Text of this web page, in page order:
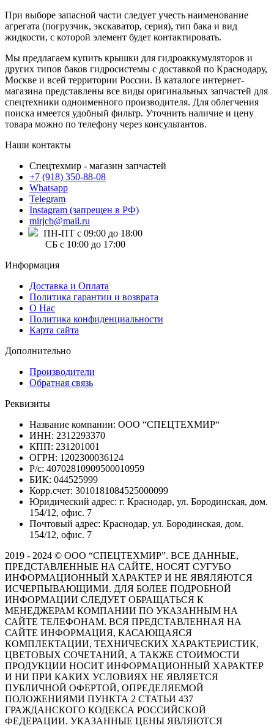
При выборе запасной части следует учесть наименование
агрегата (погрузчик, экскаватор, серия), тип бака и вид
жидкости, с которой элемент будет контактировать.
Мы предлагаем купить крышки для гидроаккумуляторов и
других типов баков гидросистемы с доставкой по Краснодару,
Москве и всей территории России. В каталоге интернет-
магазина представлены все виды оригинальных запчастей для
спецтехники одноименного производителя. Для облегчения
поиска имеется удобный фильтр. Уточнить наличие и цену
товара можно по телефону через консультантов.
Наши контакты
Спецтехмир - магазин запчастей
+7 (918) 350-88-08
Whatsapp
Telegram
Instagram (запрещен в РФ)
mirjcb@mail.ru
ПН-ПТ с 09:00 до 18:00
СБ с 10:00 до 17:00
Информация
Доставка и Оплата
Политика гарантии и возврата
О Нас
Политика конфиденциальности
Карта сайта
Дополнительно
Производители
Обратная связь
Реквизиты
Название компании: ООО “СПЕЦТЕХМИР“
ИНН: 2312293370
КПП: 231201001
ОГРН: 1202300036124
Р/с: 40702810909500010959
БИК: 044525999
Корр.счет: 3010181084525000099
Юридический адрес: г. Краснодар, ул. Бородинская, дом.
154/12, офис. 7
Почтовый адрес: Краснодар, ул. Бородинская, дом.
154/12, офис. 7
2019 - 2024 © ООО “СПЕЦТЕХМИР”. ВСЕ ДАННЫЕ,
ПРЕДСТАВЛЕННЫЕ НА САЙТЕ, НОСЯТ СУГУБО
ИНФОРМАЦИОННЫЙ ХАРАКТЕР И НЕ ЯВЯЛЯЮТСЯ
ИСЧЕРПЫВАЮЩИМИ. ДЛЯ БОЛЕЕ ПОДРОБНОЙ
ИНФОРМАЦИИ СЛЕДУЕТ ОБРАЩАТЬСЯ К
МЕНЕДЖЕРАМ КОМПАНИИ ПО УКАЗАННЫМ НА
САЙТЕ ТЕЛЕФОНАМ. ВСЯ ПРЕДСТАВЛЕННАЯ НА
САЙТЕ ИНФОРМАЦИЯ, КАСАЮЩАЯСЯ
КОМПЛЕКТАЦИИ, ТЕХНИЧЕСКИХ ХАРАКТЕРИСТИК,
ЦВЕТОВЫХ СОЧЕТАНИЙ, А ТАКЖЕ СТОИМОСТИ
ПРОДУКЦИИ НОСИТ ИНФОРМАЦИОННЫЙ ХАРАКТЕР
И НИ ПРИ КАКИХ УСЛОВИЯХ НЕ ЯВЛЯЕТСЯ
ПУБЛИЧНОЙ ОФЕРТОЙ, ОПРЕДЕЛЯЕМОЙ
ПОЛОЖЕНИЯМИ ПУНКТА 2 СТАТЬИ 437
ГРАЖДАНСКОГО КОДЕКСА РОССИЙСКОЙ
ФЕДЕРАЦИИ. УКАЗАННЫЕ ЦЕНЫ ЯВЛЯЮТСЯ